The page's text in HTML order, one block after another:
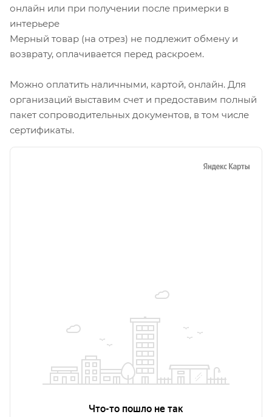
онлайн или при получении после примерки в
интерьере
Мерный товар (на отрез) не подлежит обмену и
возврату, оплачивается перед раскроем.
Можно оплатить наличными, картой, онлайн. Для
организаций выставим счет и предоставим полный
пакет сопроводительных документов, в том числе
сертификаты.